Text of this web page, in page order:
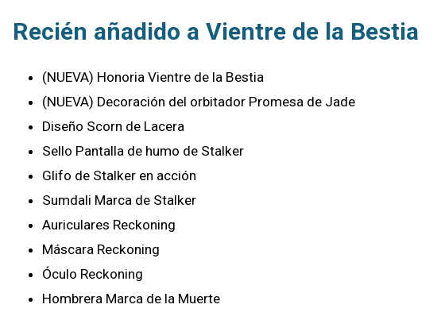
Recién añadido a Vientre de la Bestia
(NUEVA) Honoria Vientre de la Bestia
(NUEVA) Decoración del orbitador Promesa de Jade
Diseño Scorn de Lacera
Sello Pantalla de humo de Stalker
Glifo de Stalker en acción
Sumdali Marca de Stalker
Auriculares Reckoning
Máscara Reckoning
Óculo Reckoning
Hombrera Marca de la Muerte